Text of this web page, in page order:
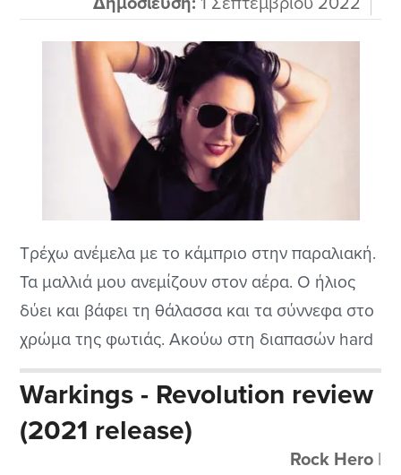
Τρέχω ανέμελα με το κάμπριο στην παραλιακή.
Τα μαλλιά μου ανεμίζουν στον αέρα. Ο ήλιος
δύει και βάφει τη θάλασσα και τα σύννεφα στο
χρώμα της φωτιάς. Ακούω στη διαπασών hard
rock της δεκαετίας του ‘80 με τα υπέροχα
φωνητικά της Chez Kane. Συνέρχομαι
γρήγορα… Δεν έχω αυτοκίνητο καρντιά μου,
Warkings - Revolution review
(2021 release)
Rock Hero|